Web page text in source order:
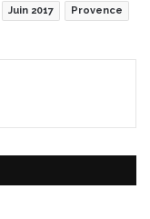
Juin 2017 Provence